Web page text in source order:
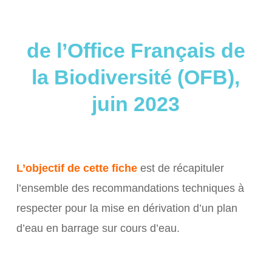
de l’Office Français de
la Biodiversité (OFB),
juin 2023
L’objectif de cette ficheest de récapituler
l’ensemble des recommandations techniques à
respecter pour la mise en dérivation d’un plan
d’eau en barrage sur cours d’eau.